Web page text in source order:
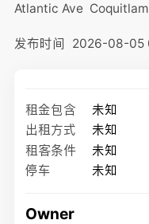
Atlantic Ave Coquitlam
发布时间 2026-08-05
租金包含
未知
出租方式
未知
租客条件
未知
停车
未知
Owner